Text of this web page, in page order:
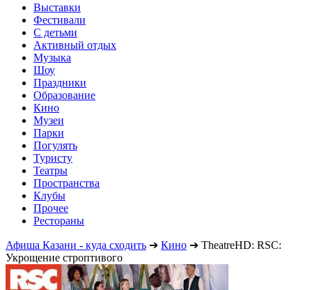
Выставки
Фестивали
С детьми
Активный отдых
Музыка
Шоу
Праздники
Образование
Кино
Музеи
Парки
Погулять
Туристу
Театры
Пространства
Клубы
Прочее
Рестораны
Афиша Казани - куда сходить ➔ Кино ➔ TheatreHD: RSC:
Укрощение строптивого